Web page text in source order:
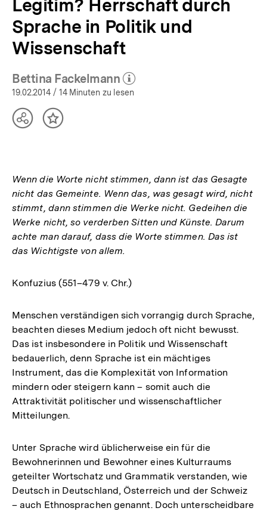
Legitim? Herrschaft durch
Sprache in Politik und
Wissenschaft
Bettina Fackelmann
(Mehr zum Autor)
öffnen
19.02.2014 / 14 Minuten zu lesen
TeilenInhalt
Wenn die Worte nicht stimmen, dann ist das Gesagte
nicht das Gemeinte. Wenn das, was gesagt wird, nicht
stimmt, dann stimmen die Werke nicht. Gedeihen die
Werke nicht, so verderben Sitten und Künste. Darum
achte man darauf, dass die Worte stimmen. Das ist
das Wichtigste von allem.
Konfuzius (551–479 v. Chr.)
Menschen verständigen sich vorrangig durch Sprache,
beachten dieses Medium jedoch oft nicht bewusst.
Das ist insbesondere in Politik und Wissenschaft
bedauerlich, denn Sprache ist ein mächtiges
Instrument, das die Komplexität von Information
mindern oder steigern kann – somit auch die
Attraktivität politischer und wissenschaftlicher
Mitteilungen.
Unter Sprache wird üblicherweise ein für die
Bewohnerinnen und Bewohner eines Kulturraums
geteilter Wortschatz und Grammatik verstanden, wie
Deutsch in Deutschland, Österreich und der Schweiz
– auch Ethnosprachen genannt. Doch unterscheidbare